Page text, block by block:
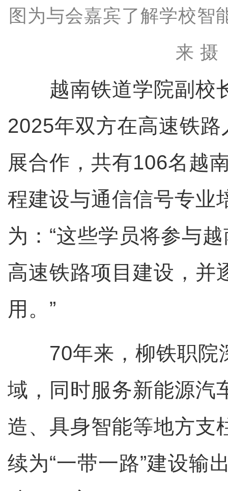
图为与会嘉宾了解学校智
来 摄
越南铁道学院副校
2025年双方在高速铁
展合作，共有106名越
程建设与通信信号专业
为：“这些学员将参与
高速铁路项目建设，并
用。”
70年来，柳铁职院
域，同时服务新能源汽
造、具身智能等地方支
续为“一带一路”建设输